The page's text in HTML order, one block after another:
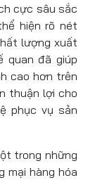
cực sâu sắc
hiện rõ nét
lượng xuất
quan đã giúp
cao hơn trên
thuận lợi cho
phục vụ sản
trong những
mại hàng hóa